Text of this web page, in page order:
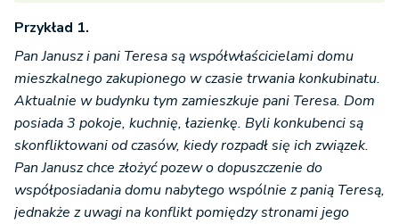
Przykład 1.
Pan Janusz i pani Teresa są współwłaścicielami domu
mieszkalnego zakupionego w czasie trwania konkubinatu.
Aktualnie w budynku tym zamieszkuje pani Teresa. Dom
posiada 3 pokoje, kuchnię, łazienkę. Byli konkubenci są
skonfliktowani od czasów, kiedy rozpadł się ich związek.
Pan Janusz chce złożyć pozew o dopuszczenie do
współposiadania domu nabytego wspólnie z panią Teresą,
jednakże z uwagi na konflikt pomiędzy stronami jego